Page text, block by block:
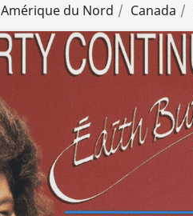
Amérique du Nord Canada